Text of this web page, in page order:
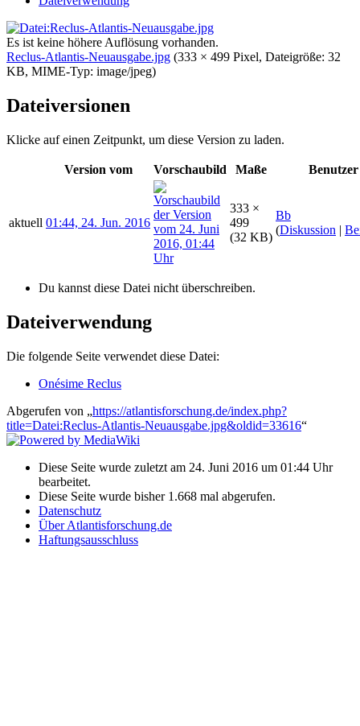
Es ist keine höhere Auflösung vorhanden.
Reclus-Atlantis-Neuausgabe.jpg (333 × 499 Pixel, Dateigröße: 32
KB, MIME-Typ: image/jpeg)
Dateiversionen
Klicke auf einen Zeitpunkt, um diese Version zu laden.
Version vom Vorschaubild Maße Benutzer
aktuell 01:44, 24. Jun. 2016
333 ×
499
(32 KB)
Bb
(Diskussion |
Du kannst diese Datei nicht überschreiben.
Dateiverwendung
Die folgende Seite verwendet diese Datei:
Onésime Reclus
Abgerufen von „https://atlantisforschung.de/index.php?
title=Datei:Reclus-Atlantis-Neuausgabe.jpg&oldid=33616“
Diese Seite wurde zuletzt am 24. Juni 2016 um 01:44 Uhr
bearbeitet.
Diese Seite wurde bisher 1.668 mal abgerufen.
Datenschutz
Über Atlantisforschung.de
Haftungsausschluss